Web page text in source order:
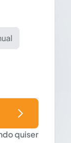
quiser